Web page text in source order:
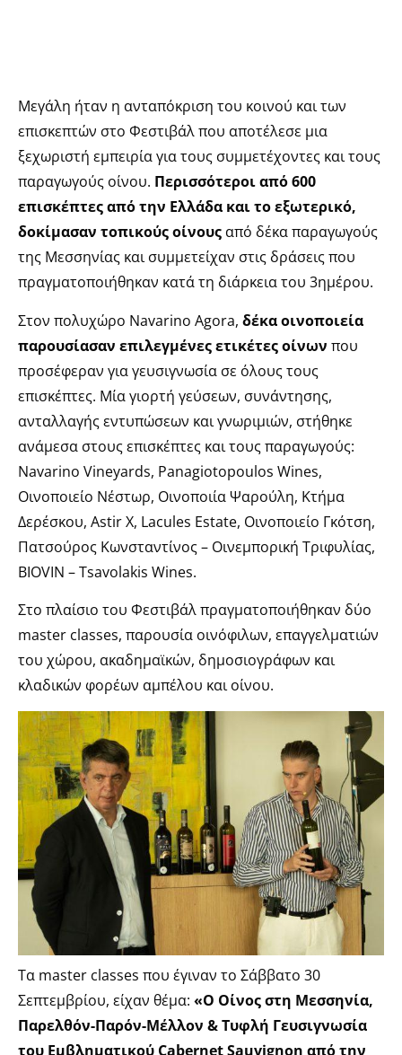
Μεγάλη ήταν η ανταπόκριση του κοινού και των
επισκεπτών στο Φεστιβάλ που αποτέλεσε μια
ξεχωριστή εμπειρία για τους συμμετέχοντες και τους
παραγωγούς οίνου. Περισσότεροι από 600
επισκέπτες από την Ελλάδα και το εξωτερικό,
δοκίμασαν τοπικούς οίνουςαπό δέκα παραγωγούς
της Μεσσηνίας και συμμετείχαν στις δράσεις που
πραγματοποιήθηκαν κατά τη διάρκεια του 3ημέρου.
Στον πολυχώρο Navarino Agora, δέκα οινοποιεία
παρουσίασαν επιλεγμένες ετικέτες οίνων που
προσέφεραν για γευσιγνωσία σε όλους τους
επισκέπτες. Μία γιορτή γεύσεων, συνάντησης,
ανταλλαγής εντυπώσεων και γνωριμιών, στήθηκε
ανάμεσα στους επισκέπτες και τους παραγωγούς:
Navarino Vineyards, Panagiotopoulos Wines,
Οινοποιείο Νέστωρ, Οινοποιία Ψαρούλη, Κτήμα
Δερέσκου, Astir X, Lacules Estate, Οινοποιείο Γκότση,
Πατσούρος Κωνσταντίνος – Οινεμπορική Τριφυλίας,
BIOVIN – Tsavolakis Wines.
Στο πλαίσιο του Φεστιβάλ πραγματοποιήθηκαν δύο
master classes, παρουσία οινόφιλων, επαγγελματιών
του χώρου, ακαδημαϊκών, δημοσιογράφων και
κλαδικών φορέων αμπέλου και οίνου.
Τα master classes που έγιναν το Σάββατο 30
Σεπτεμβρίου, είχαν θέμα: «O Οίνος στη Μεσσηνία,
Παρελθόν-Παρόν-Μέλλον & Τυφλή Γευσιγνωσία
του Εμβληματικού Cabernet Sauvignon από την